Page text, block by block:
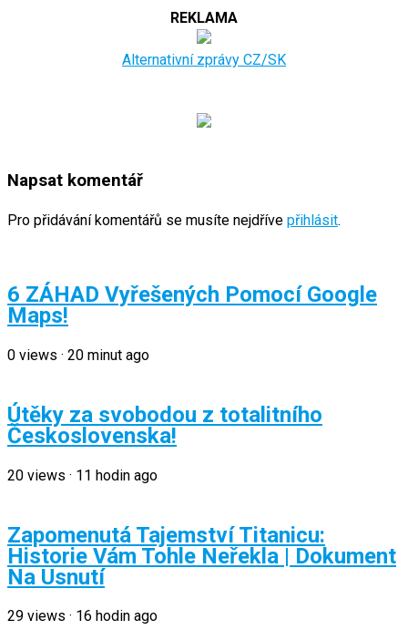
REKLAMA
Alternativní zprávy CZ/SK
Napsat komentář
Pro přidávání komentářů se musíte nejdříve přihlásit.
6 ZÁHAD Vyřešených Pomocí Google
Maps!
0 views · 20 minut ago
Útěky za svobodou z totalitního
Československa!
20 views · 11 hodin ago
Zapomenutá Tajemství Titanicu:
Historie Vám Tohle Neřekla | Dokument
Na Usnutí
29 views · 16 hodin ago